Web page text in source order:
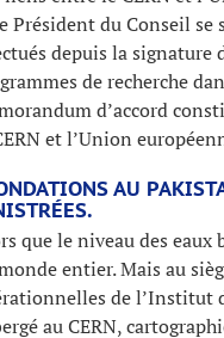
Président du Conseil se
depuis la signature
de recherche
d’accord
et l’Union
AU
que le niveau des
entier. Mais au
de l’Institut
au CERN,